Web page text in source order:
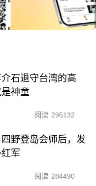
石退守台湾的高
神童
阅读 295132
野登岛会师后，发
军
阅读 284490